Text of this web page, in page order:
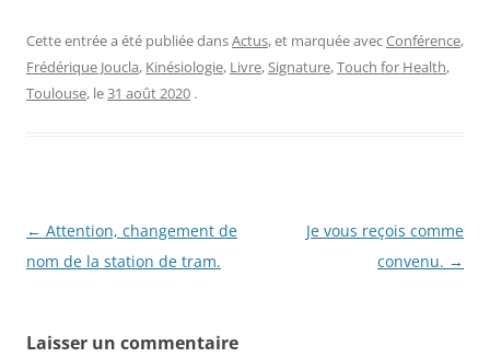
Cette entrée a été publiée dansActus, et marquée avecConférence,
Frédérique Joucla, Kinésiologie, Livre,Signature,Touch for Health,
Toulouse, le31 août 2020 .
Navigation
des
← Attention, changement de
nom de la station de tram.
Je vous reçois comme
convenu. →
Laisser un commentaire